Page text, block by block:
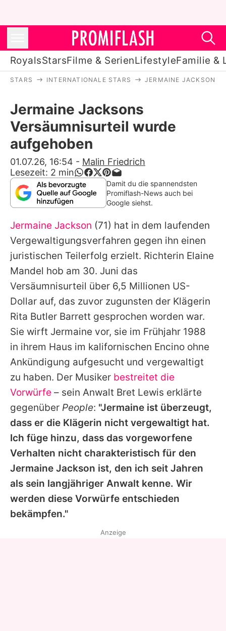
RoyalsStarsFilme & SerienLifestyleFamilie &
Stars
Filme & Serien
Lifestyle
Familie & Liebe
Promiflash Exklusiv
Alle Themen auf Promiflash
Jobs
App runterladen
Team
Redaktionelle Richtlinien
Impressum
Datenschutzerklärung
Utiq verwalten
STARS INTERNATIONALE STARS JERMAINE JACKSON
Jermaine Jacksons
Versäumnisurteil wurde
aufgehoben
01.07.26, 16:54 - Malin Friedrich
Lesezeit: 2 min
Damit du die spannendsten
Promiflash-News auch bei
Google siehst.
Jermaine Jackson (71) hat in dem laufenden
Vergewaltigungsverfahren gegen ihn einen
juristischen Teilerfolg erzielt. Richterin Elaine
Mandel hob am 30. Juni das
Versäumnisurteil über 6,5 Millionen US-
Dollar auf, das zuvor zugunsten der Klägerin
Rita Butler Barrett gesprochen worden war.
Sie wirft Jermaine vor, sie im Frühjahr 1988
in ihrem Haus im kalifornischen Encino ohne
Ankündigung aufgesucht und vergewaltigt
zu haben. Der Musiker bestreitet die
Vorwürfe – sein Anwalt Bret Lewis erklärte
gegenüber People: "Jermaine ist überzeugt,
dass er die Klägerin nicht vergewaltigt hat.
Ich füge hinzu, dass das vorgeworfene
Verhalten nicht charakteristisch für den
Jermaine Jackson ist, den ich seit Jahren
als sein langjähriger Anwalt kenne. Wir
werden diese Vorwürfe entschieden
bekämpfen."
Anzeige